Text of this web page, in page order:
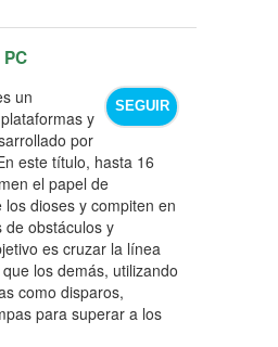
PC
SEGUIR
un
y
por
este título, hasta 16
el papel de
los dioses y compiten en
de obstáculos y
es cruzar la línea
los demás, utilizando
como disparos,
para superar a los